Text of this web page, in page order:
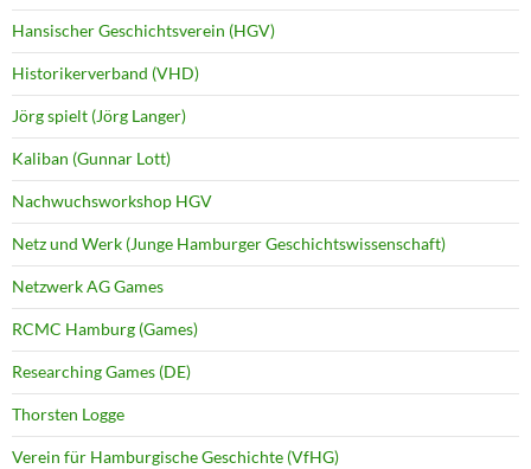
Hansischer Geschichtsverein (HGV)
Historikerverband (VHD)
Jörg spielt (Jörg Langer)
Kaliban (Gunnar Lott)
Nachwuchsworkshop HGV
Netz und Werk (Junge Hamburger Geschichtswissenschaft)
Netzwerk AG Games
RCMC Hamburg (Games)
Researching Games (DE)
Thorsten Logge
Verein für Hamburgische Geschichte (VfHG)